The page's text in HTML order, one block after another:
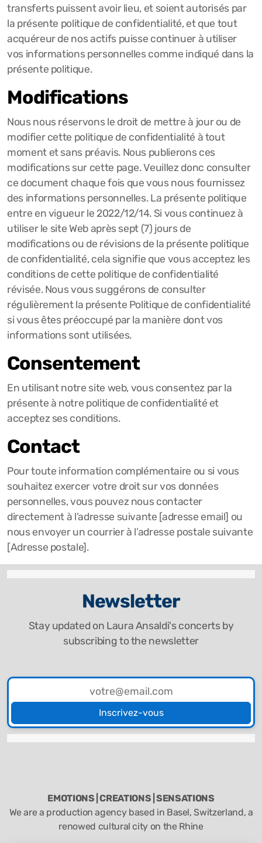
transferts puissent avoir lieu, et soient autorisés par
la présente politique de confidentialité, et que tout
acquéreur de nos actifs puisse continuer à utiliser
vos informations personnelles comme indiqué dans la
présente politique.
Modifications
Nous nous réservons le droit de mettre à jour ou de
modifier cette politique de confidentialité à tout
moment et sans préavis. Nous publierons ces
modifications sur cette page. Veuillez donc consulter
ce document chaque fois que vous nous fournissez
des informations personnelles. La présente politique
entre en vigueur le 2022/12/14. Si vous continuez à
utiliser le site Web après sept (7) jours de
modifications ou de révisions de la présente politique
de confidentialité, cela signifie que vous acceptez les
conditions de cette politique de confidentialité
révisée. Nous vous suggérons de consulter
régulièrement la présente Politique de confidentialité
si vous êtes préoccupé par la manière dont vos
informations sont utilisées.
Consentement
En utilisant notre site web, vous consentez par la
présente à notre politique de confidentialité et
acceptez ses conditions.
Contact
Pour toute information complémentaire ou si vous
souhaitez exercer votre droit sur vos données
personnelles, vous pouvez nous contacter
directement à l’adresse suivante [adresse email] ou
nous envoyer un courrier à l’adresse postale suivante
[Adresse postale].
Newsletter
Stay updated on Laura Ansaldi's concerts by
subscribing to the newsletter
Inscrivez-vous
EMOTIONS | CREATIONS | SENSATIONS
We are a production agency based in Basel, Switzerland, a
renowed cultural city on the Rhine